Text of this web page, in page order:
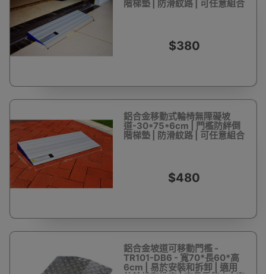
階梯墊 | 防滑紋路 | 可任意組合
$380
鋁合金移動式輪椅無障礙坡
道-30*75*6cm | 門檻防絆倒
階梯墊 | 防滑紋路 | 可任意組合
$480
鋁合金坡道可移動門檻 -
TR101-DB6 - 寬70*長60*高
6cm | 易於安裝和拆卸 | 適用